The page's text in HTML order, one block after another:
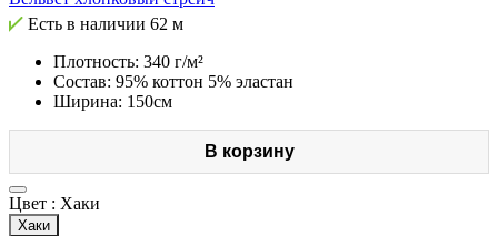
Есть в наличии 62 м
Плотность: 340 г/м²
Состав: 95% коттон 5% эластан
Ширина: 150см
В корзину
Цвет : Хаки
Хаки